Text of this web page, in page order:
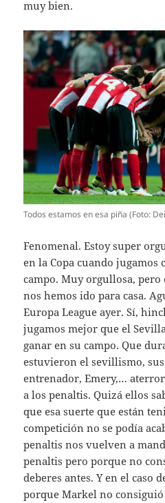
muy bien.
Todos estamos en esa piña (Foto:
Fenomenal. Estoy super
en la Copa cuando jugamos
campo. Muy orgullosa, pero
nos hemos ido para casa.
Europa League ayer. Sí,
jugamos mejor que el
ganar en su campo. Que
estuvieron el sevillismo,
entrenador, Emery,…
a los penaltis. Quizá ellos
que esa suerte que están
competición no se podía
penaltis nos vuelven a
penaltis pero porque no
deberes antes. Y en el caso
porque Markel no